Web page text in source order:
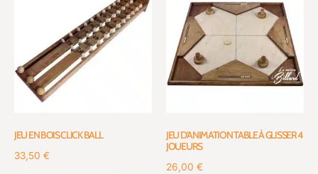
JEU EN BOIS CLICK BALL
33,50 €
JEU D’ANIMATION TABLE À GLISSER 4
JOUEURS
26,00 €